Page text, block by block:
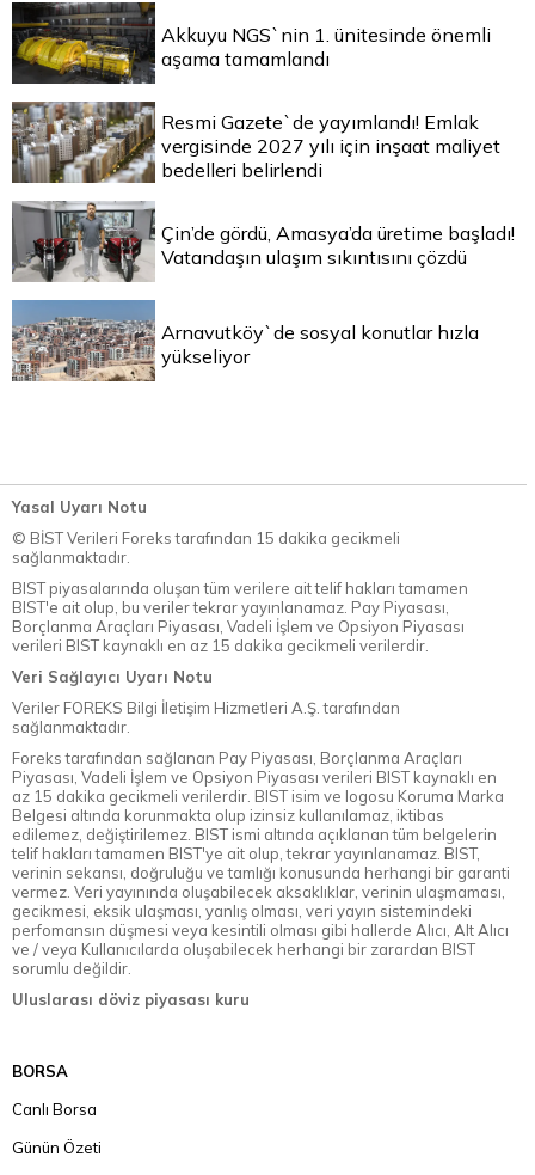
Akkuyu NGS`nin 1. ünitesinde önemli
aşama tamamlandı
Resmi Gazete`de yayımlandı! Emlak
vergisinde 2027 yılı için inşaat maliyet
bedelleri belirlendi
Çin’de gördü, Amasya’da üretime başladı!
Vatandaşın ulaşım sıkıntısını çözdü
Arnavutköy`de sosyal konutlar hızla
yükseliyor
Yasal Uyarı Notu
© BİST Verileri Foreks tarafından 15 dakika gecikmeli
sağlanmaktadır.
BIST piyasalarında oluşan tüm verilere ait telif hakları tamamen
BIST'e ait olup, bu veriler tekrar yayınlanamaz. Pay Piyasası,
Borçlanma Araçları Piyasası, Vadeli İşlem ve Opsiyon Piyasası
verileri BIST kaynaklı en az 15 dakika gecikmeli verilerdir.
Veri Sağlayıcı Uyarı Notu
Veriler FOREKS Bilgi İletişim Hizmetleri A.Ş. tarafından
sağlanmaktadır.
Foreks tarafından sağlanan Pay Piyasası, Borçlanma Araçları
Piyasası, Vadeli İşlem ve Opsiyon Piyasası verileri BIST kaynaklı en
az 15 dakika gecikmeli verilerdir. BIST isim ve logosu Koruma Marka
Belgesi altında korunmakta olup izinsiz kullanılamaz, iktibas
edilemez, değiştirilemez. BIST ismi altında açıklanan tüm belgelerin
telif hakları tamamen BIST'ye ait olup, tekrar yayınlanamaz. BIST,
verinin sekansı, doğruluğu ve tamlığı konusunda herhangi bir garanti
vermez. Veri yayınında oluşabilecek aksaklıklar, verinin ulaşmaması,
gecikmesi, eksik ulaşması, yanlış olması, veri yayın sistemindeki
perfomansın düşmesi veya kesintili olması gibi hallerde Alıcı, Alt Alıcı
ve / veya Kullanıcılarda oluşabilecek herhangi bir zarardan BIST
sorumlu değildir.
Uluslarası döviz piyasası kuru
BORSA
Canlı Borsa
Günün Özeti